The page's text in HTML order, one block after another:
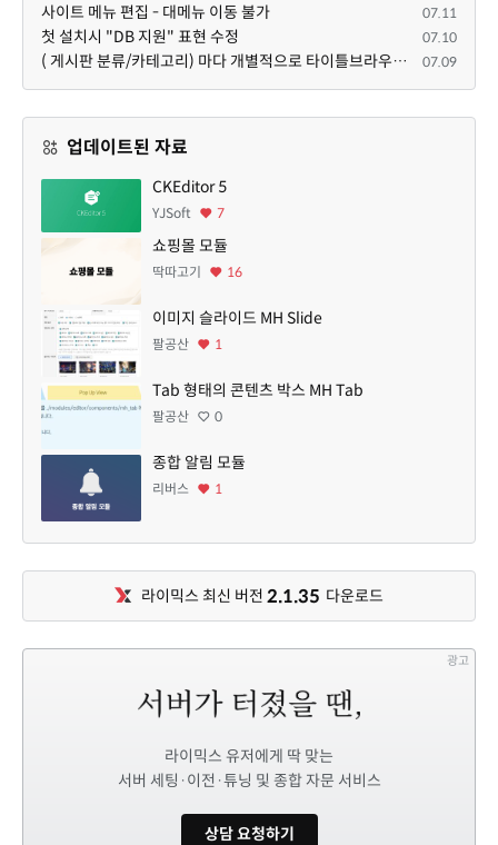
사이트 메뉴 편집 - 대메뉴 이동 불가 07.11
첫 설치시 "DB 지원" 표현 수정 07.10
( 게시판 분류/카테고리) 마다 개별적으로 타이틀브라우저 제목 및 seo설명 넣을 수 있으면 어떨지 해서 글 등록해봅니다. 07.09
업데이트된 자료
CKEditor 5
YJSoft 7
쇼핑몰 모듈
딱따고기 16
이미지 슬라이드 MH Slide
팔공산 1
Tab 형태의 콘텐츠 박스 MH Tab
팔공산 0
종합 알림 모듈
리버스 1
라이믹스 최신 버전 2.1.35 다운로드
광고
라이믹스 유저에게 딱 맞는
서버 세팅·이전·튜닝 및 종합 자문 서비스
상담 요청하기